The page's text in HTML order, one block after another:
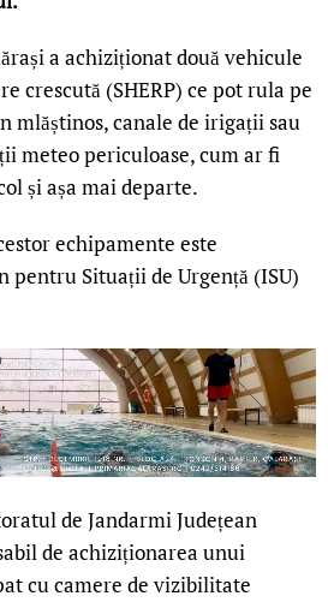
a achiziționat două vehicule
crescută (SHERP) ce pot rula pe
mlăștinos, canale de irigații sau
meteo periculoase, cum ar fi
și așa mai departe.
echipamente este
pentru Situații de Urgență (ISU)
de Jandarmi Județean
de achiziționarea unui
cu camere de vizibilitate